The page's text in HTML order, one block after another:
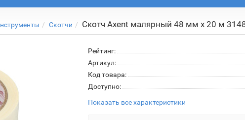
Скотчи Скотч Axent малярный 48 мм х 20 м
Рейтинг:
Артикул:
Код товара:
Доступно:
Показать все характеристики